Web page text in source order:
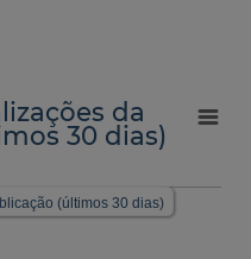
da
30 dias)
(últimos 30 dias)